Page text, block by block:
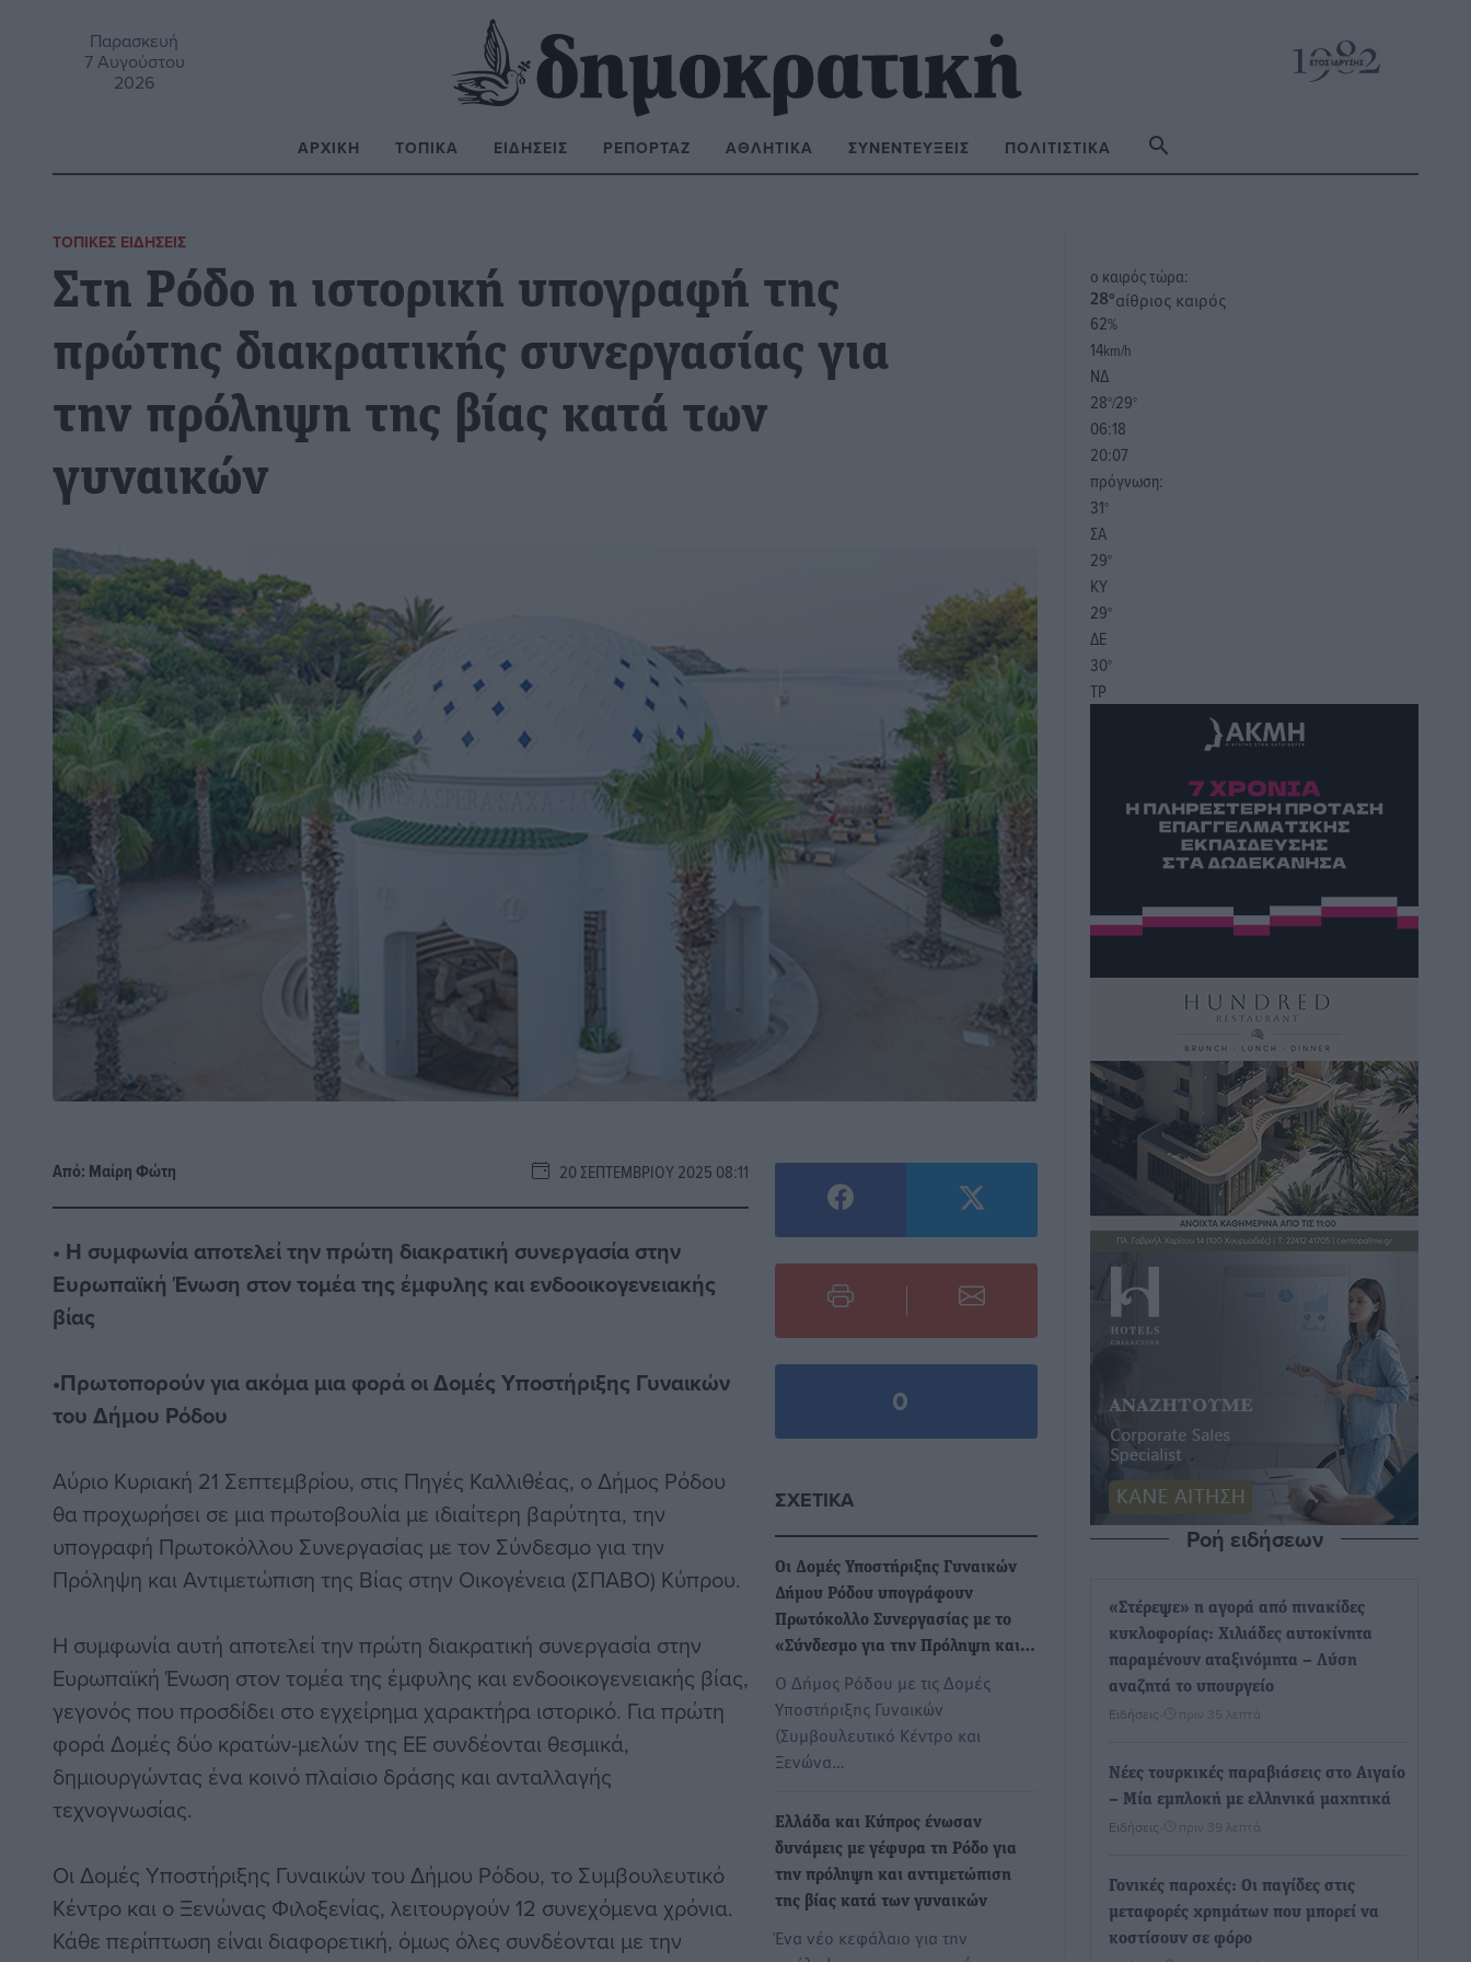
Παρασκευή
7 Αυγούστου
2026
ΑΡΧΙΚΉ ΤΟΠΙΚΆ ΕΙΔΉΣΕΙΣ ΡΕΠΟΡΤΆΖ ΑΘΛΗΤΙΚΆ ΣΥΝΕΝΤΕΎΞΕΙΣ ΠΟΛΙΤΙΣΤΙΚΆ
ΤΟΠΙΚΈΣ ΕΙΔΉΣΕΙΣ
Στη Ρόδο η ιστορική υπογραφή της
πρώτης διακρατικής συνεργασίας για
την πρόληψη της βίας κατά των
γυναικών
Από: Μαίρη Φώτη 20 ΣΕΠΤΕΜΒΡΊΟΥ 2025 08:11
• Η συμφωνία αποτελεί την πρώτη διακρατική συνεργασία στην
Ευρωπαϊκή Ένωση στον τομέα της έμφυλης και ενδοοικογενειακής
βίας
•Πρωτοπορούν για ακόμα μια φορά οι Δομές Υποστήριξης Γυναικών
του Δήμου Ρόδου
Αύριο Κυριακή 21 Σεπτεμβρίου, στις Πηγές Καλλιθέας, ο Δήμος Ρόδου
θα προχωρήσει σε μια πρωτοβουλία με ιδιαίτερη βαρύτητα, την
υπογραφή Πρωτοκόλλου Συνεργασίας με τον Σύνδεσμο για την
Πρόληψη και Αντιμετώπιση της Βίας στην Οικογένεια (ΣΠΑΒΟ) Κύπρου.
Η συμφωνία αυτή αποτελεί την πρώτη διακρατική συνεργασία στην
Ευρωπαϊκή Ένωση στον τομέα της έμφυλης και ενδοοικογενειακής βίας,
γεγονός που προσδίδει στο εγχείρημα χαρακτήρα ιστορικό. Για πρώτη
φορά Δομές δύο κρατών-μελών της ΕΕ συνδέονται θεσμικά,
δημιουργώντας ένα κοινό πλαίσιο δράσης και ανταλλαγής
τεχνογνωσίας.
Οι Δομές Υποστήριξης Γυναικών του Δήμου Ρόδου, το Συμβουλευτικό
Κέντρο και ο Ξενώνας Φιλοξενίας, λειτουργούν 12 συνεχόμενα χρόνια.
Κάθε περίπτωση είναι διαφορετική, όμως όλες συνδέονται με την
0
ΣΧΕΤΙΚΆ
Οι Δομές Υποστήριξης Γυναικών
Δήμου Ρόδου υπογράφουν
Πρωτόκολλο Συνεργασίας με το
«Σύνδεσμο για την Πρόληψη και…
Ο Δήμος Ρόδου με τις Δομές
Υποστήριξης Γυναικών
(Συμβουλευτικό Κέντρο και
Ξενώνα…
Ελλάδα και Κύπρος ένωσαν
δυνάμεις με γέφυρα τη Ρόδο για
την πρόληψη και αντιμετώπιση
της βίας κατά των γυναικών
Ένα νέο κεφάλαιο για την
o καιρός τώρα:
28°αίθριος καιρός
62%
14km/h
ΝΔ
28°/29°
06:18
20:07
πρόγνωση:
31°
ΣΑ
29°
ΚΥ
29°
ΔΕ
30°
ΤΡ
Ροή ειδήσεων
«Στέρεψε» η αγορά από πινακίδες
κυκλοφορίας: Χιλιάδες αυτοκίνητα
παραμένουν αταξινόμητα – Λύση
αναζητά το υπουργείο
Ειδήσεις πριν 35 λεπτά
Νέες τουρκικές παραβιάσεις στο Αιγαίο
– Μία εμπλοκή με ελληνικά μαχητικά
Ειδήσεις πριν 39 λεπτά
Γονικές παροχές: Οι παγίδες στις
μεταφορές χρημάτων που μπορεί να
κοστίσουν σε φόρο